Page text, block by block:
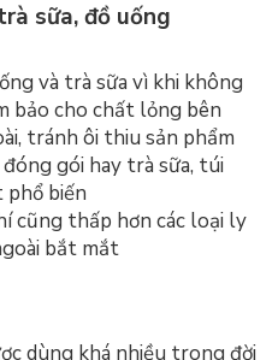
sữa, đồ uống
và trà sữa vì khi không
bảo cho chất lỏng bên
tránh ôi thiu sản phẩm
gói hay trà sữa, túi
phổ biến
cũng thấp hơn các loại ly
bắt mắt
dùng khá nhiều trong đời